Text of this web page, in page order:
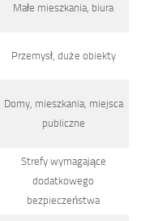
Małe mieszkania, biura
Przemysł, duże obiekty
Domy, mieszkania, miejsca
publiczne
Strefy wymagające
dodatkowego
bezpieczeństwa